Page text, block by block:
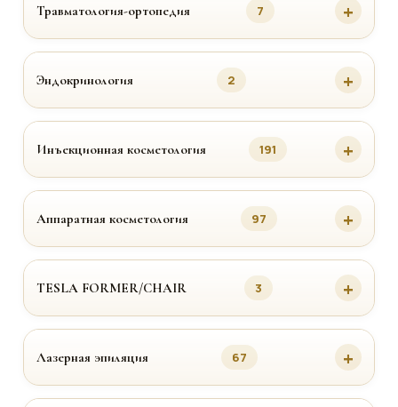
Травматология-ортопедия 7
Эндокринология 2
Инъекционная косметология 191
Аппаратная косметология 97
TESLA FORMER/CHAIR 3
Лазерная эпиляция 67